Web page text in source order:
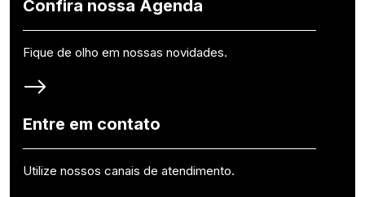
Confira nossa Agenda
Fique de olho em nossas novidades.
Entre em contato
Utilize nossos canais de atendimento.